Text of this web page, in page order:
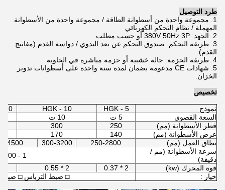
طرد التوصيل
1. مجموعة واحدة من أسطوانة الطاقة / مجموعة واحدة من الأسطوانة
المهملة / نظام التحكم الكهربائي
2. الجهد: 380V 50Hz 3P أو حسب مطلب
3. طريقة التحكم: صندوق التحكم عن بعد اليدوي / دواسة القدم (مفاتيح
القدم)
4. طريقة الحزمة: حالة خشبية أو حزمة مباشرة في الحاوية
5. شهادات CE مدعومة بضمان لمدة سنة واحدة على أسطوانات تدوير
الخزان.
تخصيص
نموذج HGK - 5
HGK - 10
20
السعة القصوى
5 ت 10 ت
قطر الأسطوانة (مم)
250
300
عرض الأسطوانة (مم)
140
170
نطاق العمل (مم)
250-2800
300-3200
4500
سرعة الأسطوانة (مم /
دقيقة)
1 - 1000
قوة المحرك (kw)
2 * 0.37
2 * 0.55
خيار :
□ ضبط الترباس □